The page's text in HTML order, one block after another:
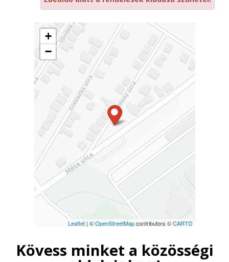
+
−
Leaflet| ©OpenStreetMapcontributors ©CARTO
Kövess minket a közösségi